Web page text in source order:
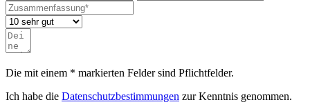
Die mit einem * markierten Felder sind Pflichtfelder.
Ich habe die Datenschutzbestimmungen zur Kenntnis genommen.